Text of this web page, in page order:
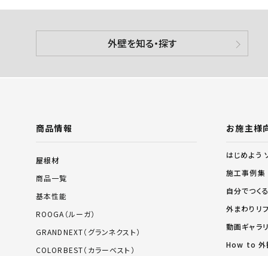
外壁を知る・探す
商品情報
屋根材
商品一覧
基本性能
ROOGA（ルーガ）
GRANDNEXT（グランネクスト）
COLORBEST（カラーベスト）
お施主様
はじめよう
施工事例集
自分でつく
外まわりリ
動画ギャラ
How to 外